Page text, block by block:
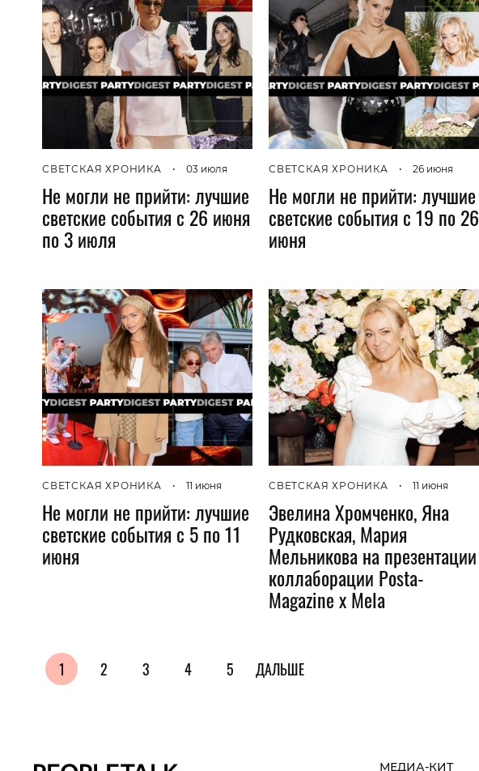
СВЕТСКАЯ ХРОНИКА • 03 июля
Не могли не прийти: лучшие
светские события с 26 июня
по 3 июля
СВЕТСКАЯ ХРОНИКА • 26 июня
Не могли не прийти: лучшие
светские события с 19 по 26
июня
СВЕТСКАЯ ХРОНИКА • 11 июня
Не могли не прийти: лучшие
светские события с 5 по 11
июня
СВЕТСКАЯ ХРОНИКА • 11 июня
Эвелина Хромченко, Яна
Рудковская, Мария
Мельникова на презентации
коллаборации Posta-
Magazine x Mela
1 2 3 4 5 ДАЛЬШЕ
МЕДИА-КИТ